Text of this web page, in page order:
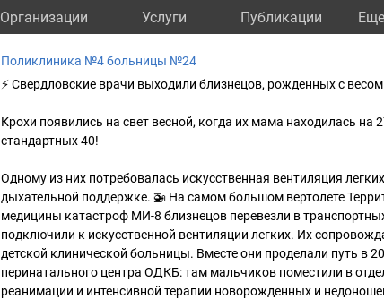
Организации Услуги Публикации Eще
Поликлиника №4 больницы №24
⚡ Свердловские врачи выходили близнецов, рожденных с
Крохи появились на свет весной, когда их мама находилась на
стандартных 40!
Одному из них потребовалась искусственная вентиляция
дыхательной поддержке. 🚁 На самом большом вертолете
медицины катастроф МИ-8 близнецов перевезли в
подключили к искусственной вентиляции легких. Их
детской клинической больницы. Вместе они проделали путь в
перинатального центра ОДКБ: там мальчиков поместили в
реанимации и интенсивной терапии новорожденных и